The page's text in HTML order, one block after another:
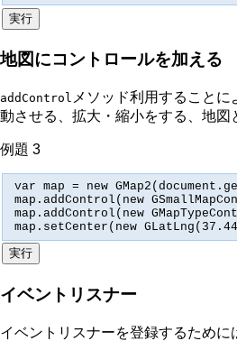
地図にコントロールを加える
addControl メソッド利用すること
動させる、拡大・縮小をする、地図
例題 3
var map = new
map.addControl(new
map.addControl(new
map.setCenter(new
イベントリスナー
イベントリスナーを登録するために